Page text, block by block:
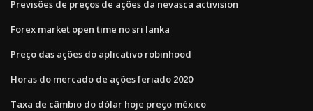
Previsões de preços de ações da nevasca activision
Forex market open time no sri lanka
Preço das ações do aplicativo robinhood
Horas do mercado de ações feriado 2020
Taxa de câmbio do dólar hoje preço méxico